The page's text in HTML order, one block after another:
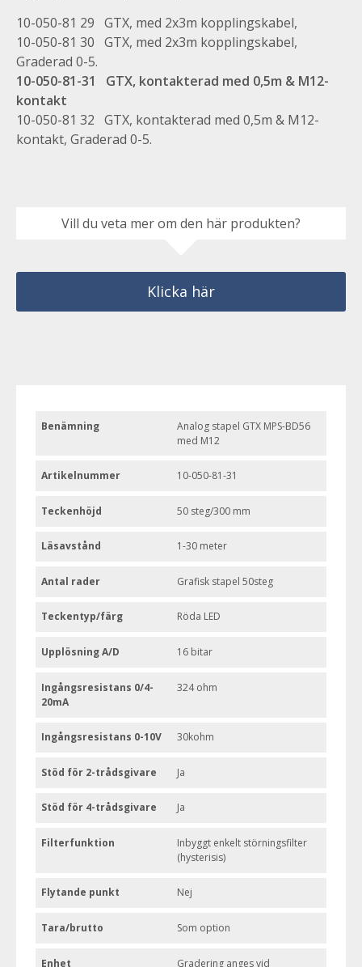
10-050-81 29 GTX, med 2x3m kopplingskabel,
10-050-81 30 GTX, med 2x3m kopplingskabel,
Graderad 0-5.
10-050-81-31 GTX, kontakterad med 0,5m & M12-
kontakt
10-050-81 32 GTX, kontakterad med 0,5m & M12-
kontakt, Graderad 0-5.
Vill du veta mer om den här produkten?
Klicka här
Benämning
Analog stapel GTX MPS-BD56
med M12
Artikelnummer 10-050-81-31
Teckenhöjd 50 steg/300 mm
Läsavstånd 1-30 meter
Antal rader Grafisk stapel 50steg
Teckentyp/färg Röda LED
Upplösning A/D 16 bitar
Ingångsresistans 0/4-
20mA
324 ohm
Ingångsresistans 0-10V 30kohm
Stöd för 2-trådsgivare Ja
Stöd för 4-trådsgivare Ja
Filterfunktion
Inbyggt enkelt störningsfilter
(hysterisis)
Flytande punkt Nej
Tara/brutto Som option
Enhet Gradering anges vid